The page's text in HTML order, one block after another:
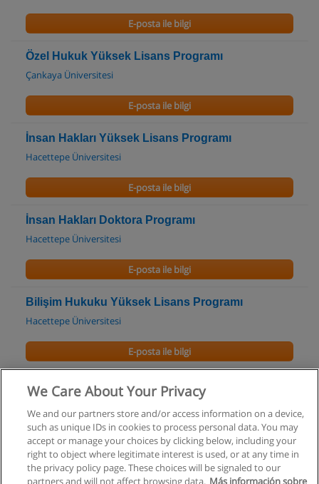
E-posta ile bilgi
Özel Hukuk Yüksek Lisans Programı
Çankaya Üniversitesi
E-posta ile bilgi
İnsan Hakları Yüksek Lisans Programı
Hacettepe Üniversitesi
E-posta ile bilgi
İnsan Hakları Doktora Programı
Hacettepe Üniversitesi
E-posta ile bilgi
Bilişim Hukuku Yüksek Lisans Programı
Hacettepe Üniversitesi
E-posta ile bilgi
Ekonomi Hukuku
E-posta ile bilgi
We Care About Your Privacy
We and our partners store and/or access information on a device,
such as unique IDs in cookies to process personal data. You may
accept or manage your choices by clicking below, including your
right to object where legitimate interest is used, or at any time in
the privacy policy page. These choices will be signaled to our
partners and will not affect browsing data. Más información sobre